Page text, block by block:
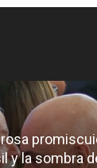
y la sombra